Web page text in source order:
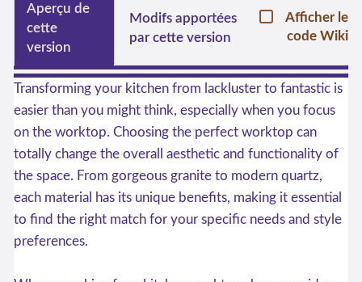
Aperçu de
cette
version
Modifs apportées
par cette version
Afficher le
code Wiki